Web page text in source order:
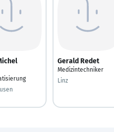
Gerald Redet
Medizintechniker
Linz